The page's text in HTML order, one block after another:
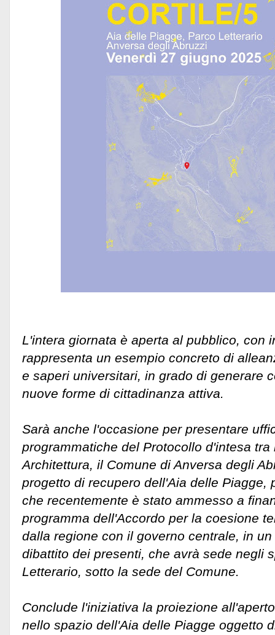
L'intera giornata è aperta al pubblico, con
rappresenta un esempio concreto di
e saperi universitari, in grado di generare
nuove forme di cittadinanza attiva.
Sarà anche l'occasione per presentare
programmatiche del Protocollo d'intesa tra
Architettura, il Comune di Anversa degli
progetto di recupero dell'Aia delle Piagge,
che recentemente è stato ammesso a
programma dell'Accordo per la coesione
dalla regione con il governo centrale, in
dibattito dei presenti, che avrà sede negli
Letterario, sotto la sede del Comune.
Conclude l'iniziativa la proiezione
nello spazio dell'Aia delle Piagge oggetto